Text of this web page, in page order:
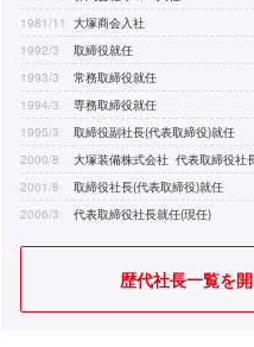
1981/11 大塚商会入社
1992/3
取締役就任
1993/3
常務取締役就任
1994/3
専務取締役就任
1995/3
取締役副社長(代表取締役)就任
2000/8
大塚装備株式会社 代表取締役社
2001/8
取締役社長(代表取締役)就任
2006/3
代表取締役社長就任(現任)
歴代社長一覧を開